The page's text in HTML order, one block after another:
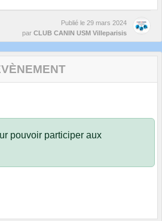
Publié le 29 mars 2024
par CLUB CANIN USM Villeparisis
pouvoir participer aux